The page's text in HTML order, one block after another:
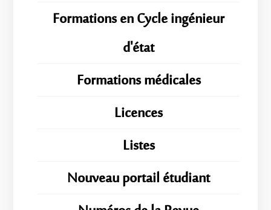
Formations en Cycle ingénieur
d'état
Formations médicales
Licences
Listes
Nouveau portail étudiant